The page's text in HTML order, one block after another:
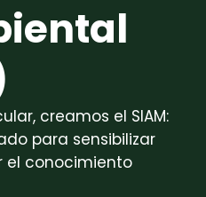
creamos el SIAM:
para sensibilizar
el conocimiento